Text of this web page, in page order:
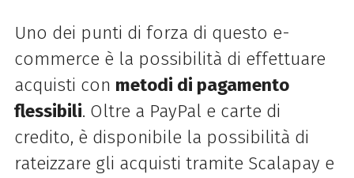
Uno dei punti di forza di questo e-
commerce è la possibilità di effettuare
acquisti con metodi di pagamento
flessibili. Oltre a PayPal e carte di
credito, è disponibile la possibilità di
rateizzare gli acquisti tramite Scalapay e